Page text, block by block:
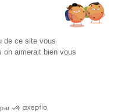
de ce site vous
on aimerait bien vous